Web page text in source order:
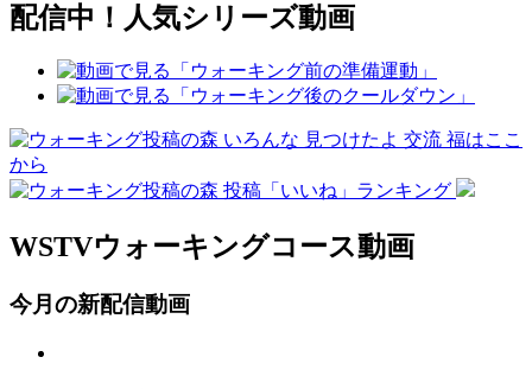
配信中！人気シリーズ動画
WSTVウォーキングコース動画
今月の新配信動画